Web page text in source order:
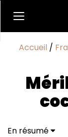
Accueil /
En résumé